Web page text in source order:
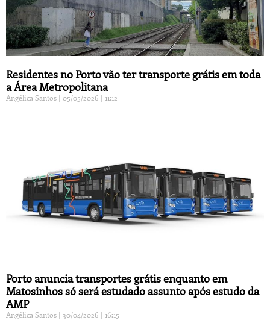
Residentes no Porto vão ter transporte grátis em toda
a Área Metropolitana
Angélica Santos 05/05/2026 11:12
Porto anuncia transportes grátis enquanto em
Matosinhos só será estudado assunto após estudo da
AMP
Angélica Santos 30/04/2026 16:15